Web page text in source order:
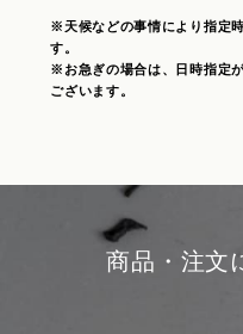
※天候などの事情により指定
す。
※お急ぎの場合は、日時指定
ございます。
商品・注文